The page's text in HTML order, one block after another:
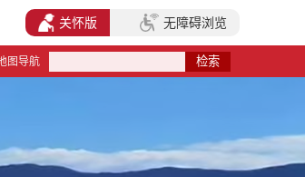
图导航
关怀版 无障碍浏览